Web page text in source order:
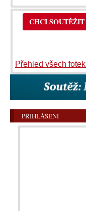
CHCI SOUTĚŽIT
Přehled všech fotek
PŘIHLÁŠENÍ